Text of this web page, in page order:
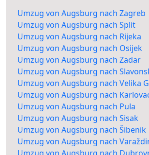
Umzug von Augsburg nach Zagreb
Umzug von Augsburg nach Split
Umzug von Augsburg nach Rijeka
Umzug von Augsburg nach Osijek
Umzug von Augsburg nach Zadar
Umzug von Augsburg nach
Umzug von Augsburg nach Velika
Umzug von Augsburg nach
Umzug von Augsburg nach Pula
Umzug von Augsburg nach Sisak
Umzug von Augsburg nach Šibenik
Umzug von Augsburg nach